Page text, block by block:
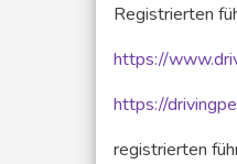
Registrierten
https://
https://
registrierten